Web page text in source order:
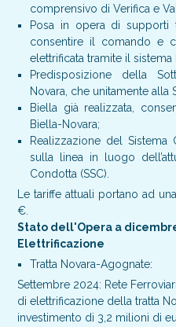
comprensivo di Verifica e
Posa in opera di supporti
consentire il comando e
elettrificata tramite il sistema
Predisposizione della
Novara, che unitamente alla
Biella già realizzata,
Biella-Novara;
Realizzazione del
sulla linea in luogo
Condotta (SSC).
Le tariffe attuali portano ad
€.
Stato dell'Opera a
Elettrificazione
Tratta Novara-Agognate:
Settembre 2024: Rete
di elettrificazione della tratta
investimento di 3,2 milioni di